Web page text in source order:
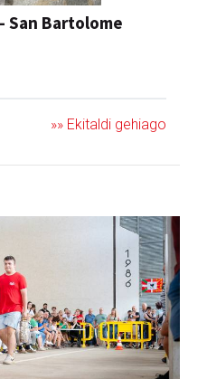
San Bartolome
»» Ekitaldi gehiago